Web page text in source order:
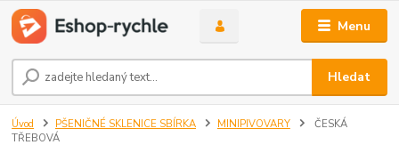
Menu
Hledat
Úvod PŠENIČNÉ SKLENICE SBÍRKA MINIPIVOVARY
ČESKÁ
TŘEBOVÁ